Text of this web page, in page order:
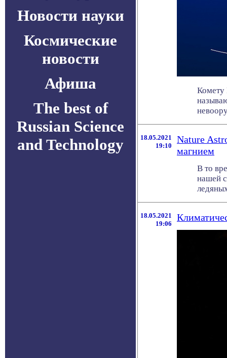
Новости науки
Космические
новости
Афиша
The best of
Russian Science
and Technology
Комету
18.05.2021
19:10
Nature
магнием
В то
нашей
18.05.2021
19:06